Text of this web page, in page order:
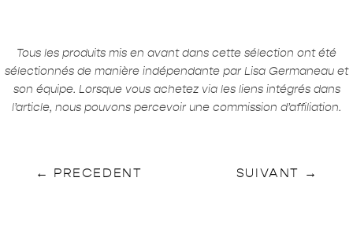
Tous les produits mis en avant dans cette sélection ont été
sélectionnés de manière indépendante par Lisa Germaneau et
son équipe. Lorsque vous achetez via les liens intégrés dans
l’article, nous pouvons percevoir une commission d’affiliation.
← PRECEDENT SUIVANT →